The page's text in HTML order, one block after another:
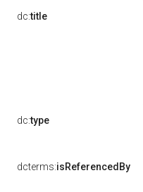
dc:title
dc:type
dcterms:isReferencedBy